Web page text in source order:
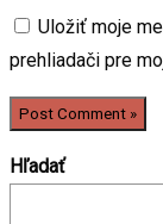
Uložiť moje
prehliadači pre
Hľadať